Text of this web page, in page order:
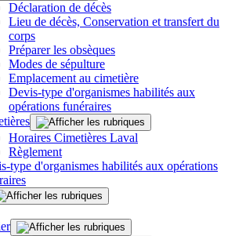
Déclaration de décès
Lieu de décès, Conservation et transfert du
corps
Préparer les obsèques
Modes de sépulture
Emplacement au cimetière
Devis-type d'organismes habilités aux
opérations funéraires
Horaires Cimetières Laval
Règlement
type d'organismes habilités aux opérations